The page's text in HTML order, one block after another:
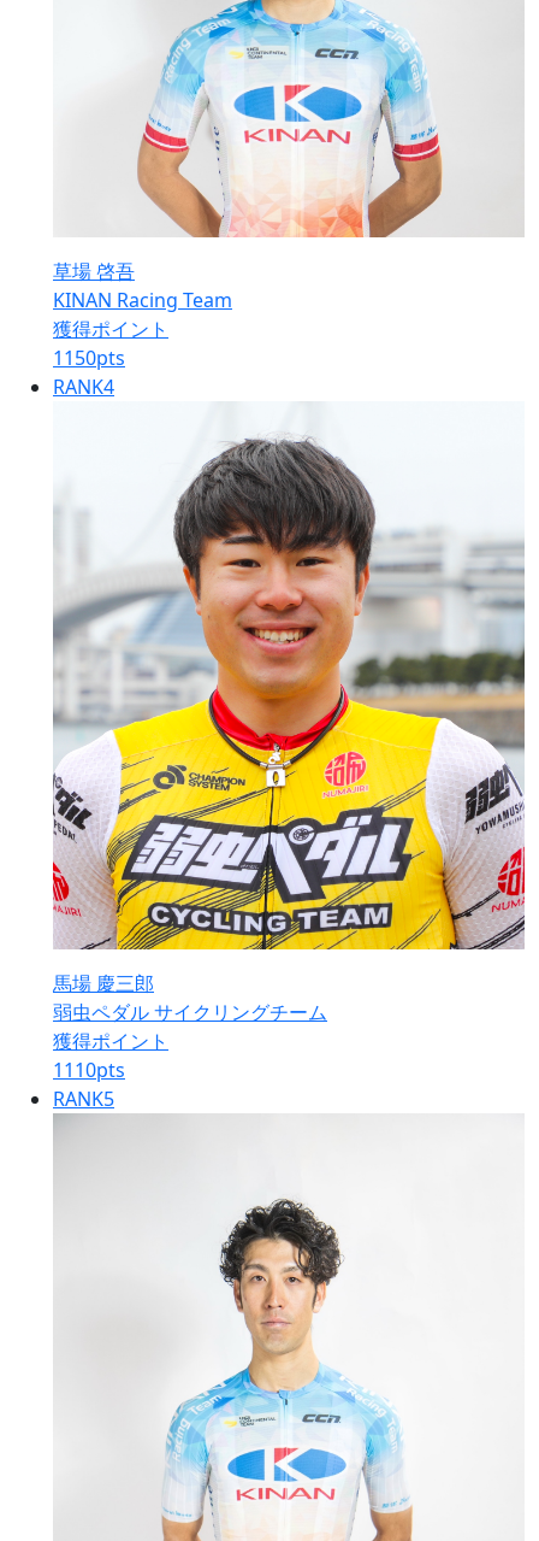
草場 啓吾
KINAN Racing Team
獲得ポイント
1150pts
RANK4
馬場 慶三郎
弱虫ペダル サイクリングチーム
獲得ポイント
1110pts
RANK5